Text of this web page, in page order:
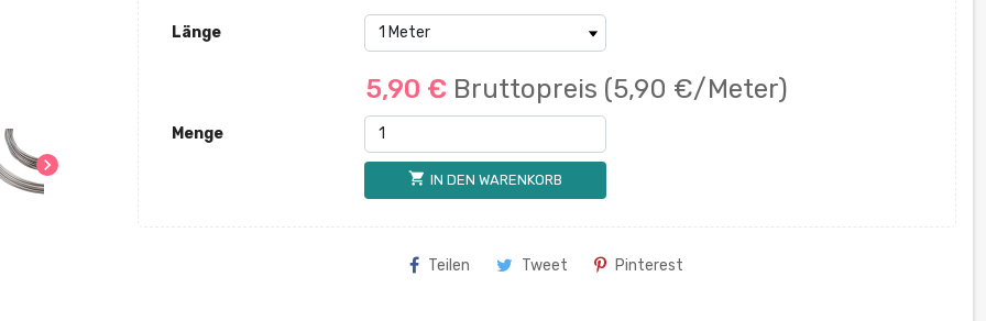
chevron_right
Länge
5,90 € Bruttopreis (5,90 €/Meter)
Menge
shopping_cart IN DEN WARENKORB
Teilen Tweet Pinterest